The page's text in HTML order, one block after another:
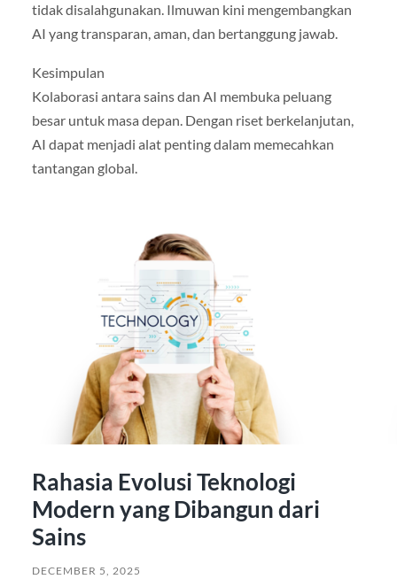
tidak disalahgunakan. Ilmuwan kini mengembangkan
AI yang transparan, aman, dan bertanggung jawab.
Kesimpulan
Kolaborasi antara sains dan AI membuka peluang
besar untuk masa depan. Dengan riset berkelanjutan,
AI dapat menjadi alat penting dalam memecahkan
tantangan global.
Rahasia Evolusi Teknologi
Modern yang Dibangun dari
Sains
DECEMBER 5, 2025